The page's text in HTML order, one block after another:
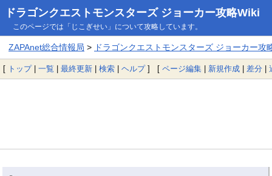
ドラゴンクエストモンスターズ ジョーカー攻略Wiki
このページでは「じこぎせい」について攻略しています。
ZAPAnet総合情報局 > ドラゴンクエストモンスターズ ジョーカー攻
[ トップ| 一覧 | 最終更新 | 検索 | ヘルプ] [ ページ編集 | 新規作成 | 差分 |